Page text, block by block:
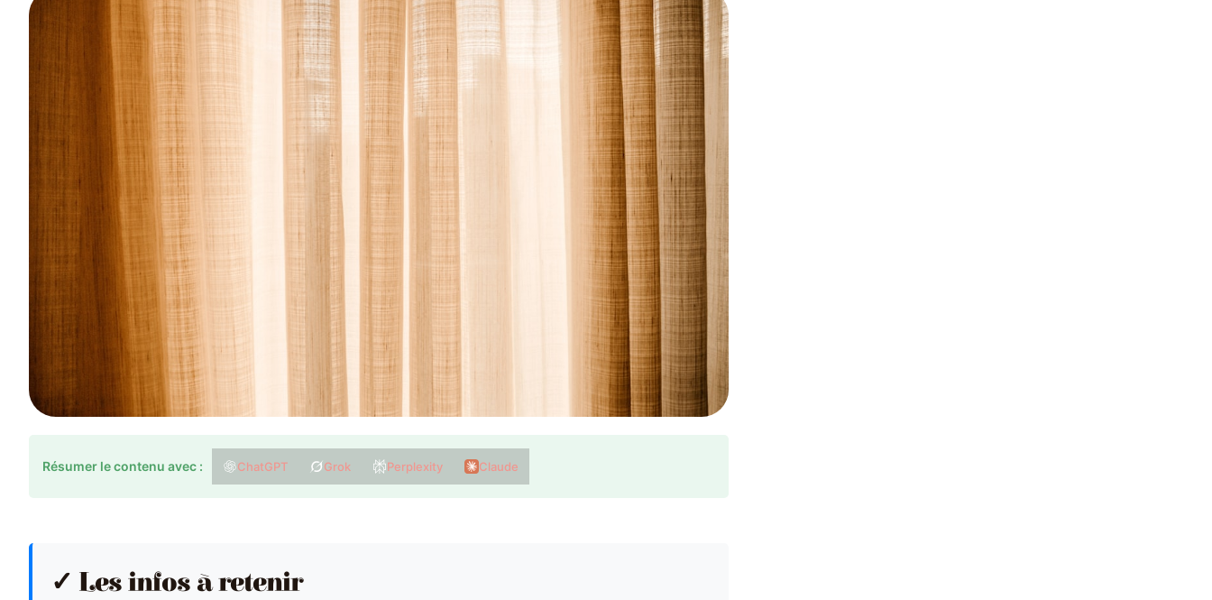
Résumer le contenu avec : ChatGPT Grok Perplexity Claude
✓ Les infos à retenir